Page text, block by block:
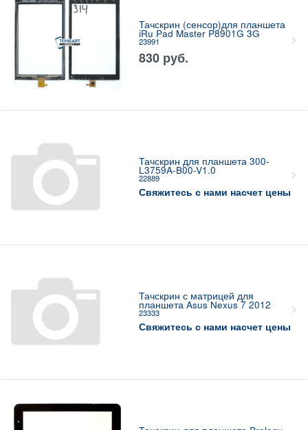
Тачскрин (сенсор)для планшета
iRu Pad Master P8901G 3G
23991
830 руб.
Тачскрин для планшета 300-
L3759A-B00-V1.0
22889
Свяжитесь с нами насчет цены
Тачскрин с матрицей для
планшета Asus Nexus 7 2012
23333
Свяжитесь с нами насчет цены